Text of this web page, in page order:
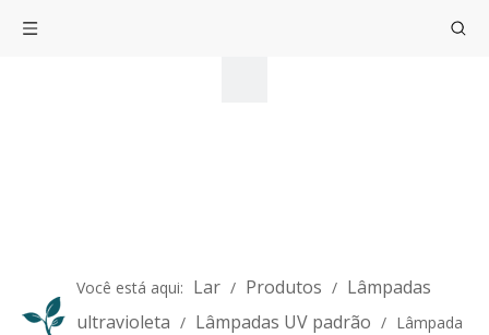
Você está aqui: Lar / Produtos / Lâmpadas
ultravioleta / Lâmpadas UV padrão / Lâmpada